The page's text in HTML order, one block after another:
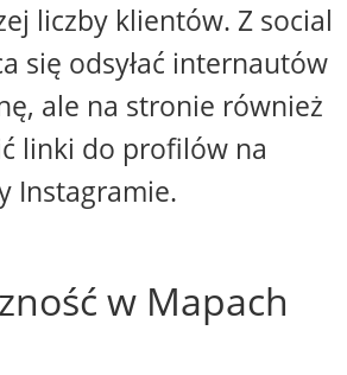
liczby klientów. Z social
się odsyłać internautów
ale na stronie również
linki do profilów na
Instagramie.
w Mapach